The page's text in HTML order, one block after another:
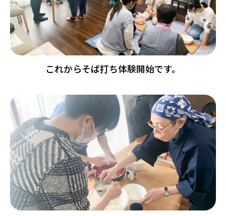
これからそば打ち体験開始です。